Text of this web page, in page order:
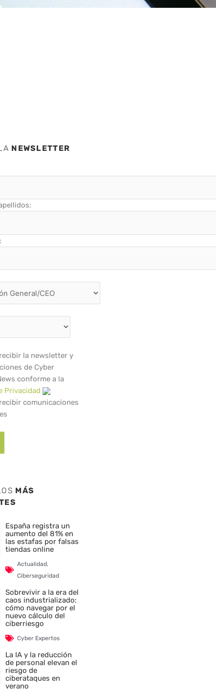
NEWSLETTER
la newsletter y
de Cyber
conforme a la
Privacidad
comunicaciones
MÁS
España registra un
aumento del 81% en
las estafas por falsas
tiendas online
Actualidad,
Ciberseguridad
Sobrevivir a la era del
caos industrializado:
cómo navegar por el
nuevo cálculo del
ciberriesgo
Cyber Expertos
La IA y la reducción
de personal elevan el
riesgo de
ciberataques en
verano